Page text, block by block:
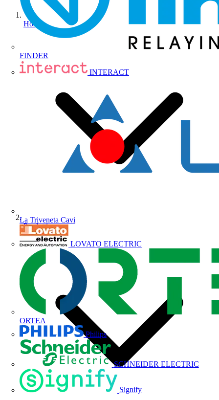
FINDER
INTERACT
La Triveneta Cavi
LOVATO ELECTRIC
ORTEA
Philips
SCHNEIDER ELECTRIC
Signify
Home
Prodotti